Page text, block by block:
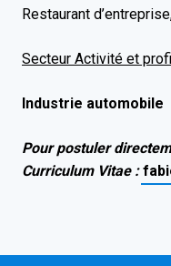
Restaurant
Secteur Activité et
Industrie automobile
Pour postuler
Curriculum Vitae :